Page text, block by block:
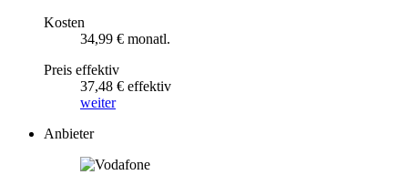
Kosten
34,99 € monatl.
Preis effektiv
37,48 € effektiv
weiter
Anbieter